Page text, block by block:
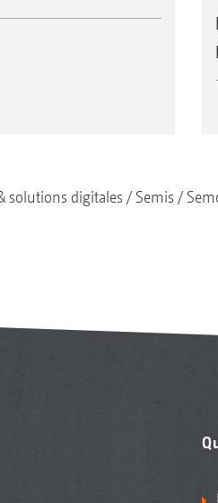
solutions digitales Semis